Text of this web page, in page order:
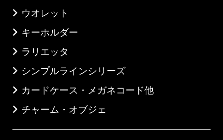
ウオレット
キーホルダー
ラリエッタ
シンプルラインシリーズ
カードケース・メガネコード他
チャーム・オブジェ